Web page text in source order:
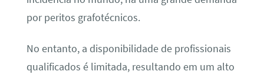
por peritos grafotécnicos.
No entanto, a disponibilidade de profissionais
qualificados é limitada, resultando em um alto